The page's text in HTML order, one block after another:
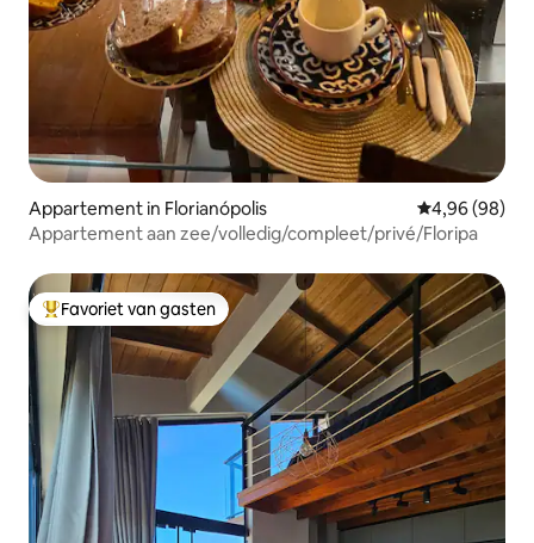
Appartement in Florianópolis Gemiddelde
4,96 (98)
Appartement aan zee/volledig/compleet/privé/Floripa
Topfavoriet van gasten
Favoriet van gasten